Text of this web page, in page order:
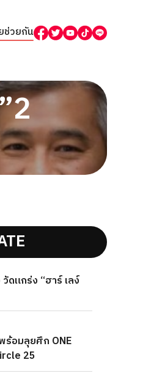
ช่วยกัน
ดแกร่ง “ฮาร์ เลง์
ร้อมลุยศึก ONE
25